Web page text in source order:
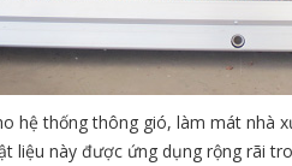
hệ thống thông gió, làm mát nhà
liệu này được ứng dụng rộng rãi